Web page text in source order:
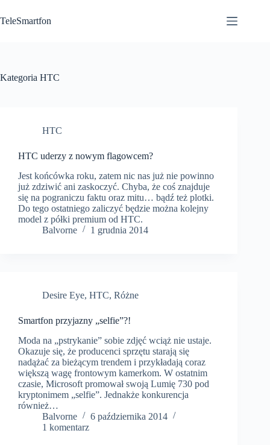
do
treści
TeleSmartfon
Kategoria HTC
HTC
HTC uderzy z nowym flagowcem?
Jest końcówka roku, zatem nic nas już nie powinno
już zdziwić ani zaskoczyć. Chyba, że coś znajduje
się na pograniczu faktu oraz mitu… bądź też plotki.
Do tego ostatniego zaliczyć będzie można kolejny
model z półki premium od HTC.
Balvorne
1 grudnia 2014
Desire Eye, HTC, Różne
Smartfon przyjazny „selfie”?!
Moda na „pstrykanie” sobie zdjęć wciąż nie ustaje.
Okazuje się, że producenci sprzętu starają się
nadążać za bieżącym trendem i przykładają coraz
większą wagę frontowym kamerkom. W ostatnim
czasie, Microsoft promował swoją Lumię 730 pod
kryptonimem „selfie”. Jednakże konkurencja
również…
Balvorne
6 października 2014
1 komentarz